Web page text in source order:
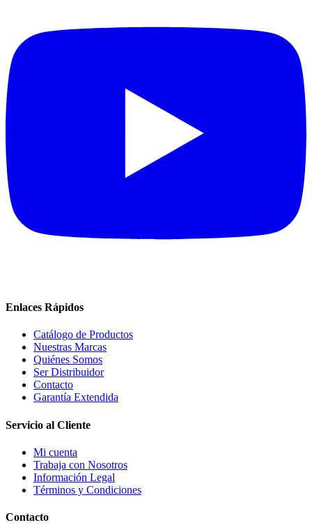
Enlaces Rápidos
Catálogo de Productos
Nuestras Marcas
Quiénes Somos
Ser Distribuidor
Contacto
Garantía Extendida
Servicio al Cliente
Mi cuenta
Trabaja con Nosotros
Información Legal
Términos y Condiciones
Contacto